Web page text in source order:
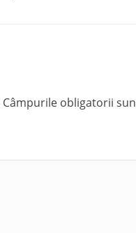
Câmpurile obligatorii